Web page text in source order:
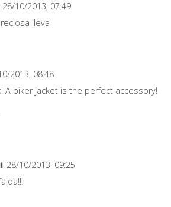
28/10/2013, 07:49
lleva
2013, 08:48
A biker jacket is the perfect accessory!
28/10/2013, 09:25